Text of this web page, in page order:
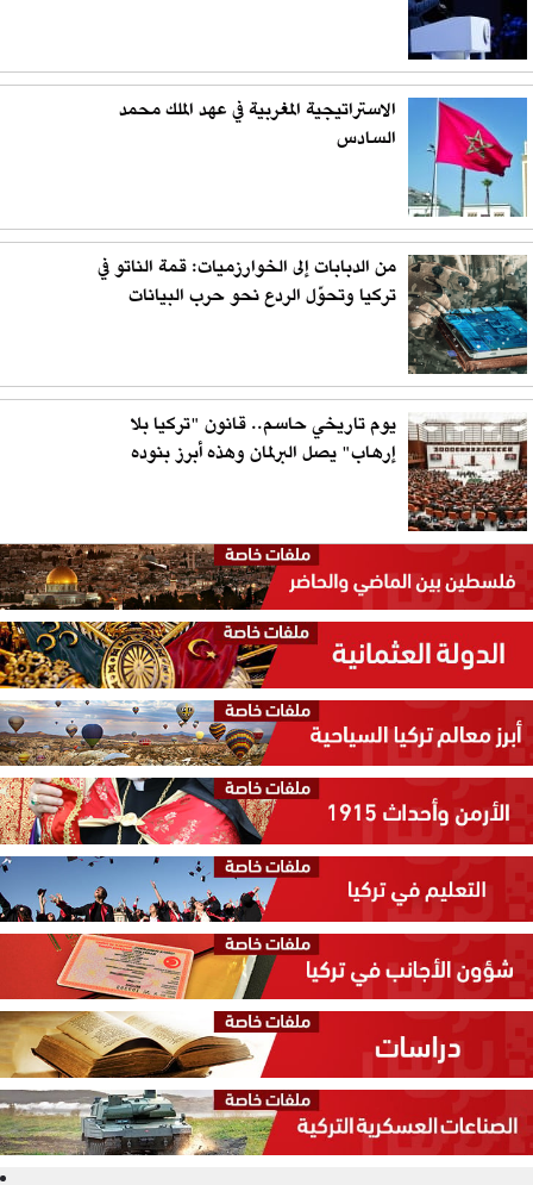
الاستراتيجية المغربية في عهد الملك محمد
السادس
من الدبابات إلى الخوارزميات: قمة الناتو في
تركيا وتحوّل الردع نحو حرب البيانات
يوم تاريخي حاسم.. قانون "تركيا بلا
إرهاب" يصل البرلمان وهذه أبرز بنوده